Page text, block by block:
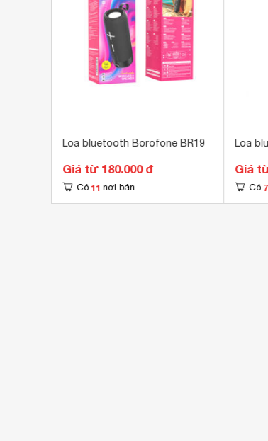
Loa bluetooth Borofone BR19
Giá từ 180.000 đ
Có 11 nơi bán
Loa
Giá
Có 7